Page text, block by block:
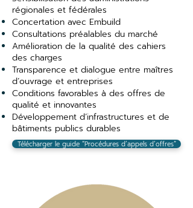
régionales et fédérales
Concertation avec Embuild
Consultations préalables du marché
Amélioration de la qualité des cahiers
des charges
Transparence et dialogue entre maîtres
d’ouvrage et entreprises
Conditions favorables à des offres de
qualité et innovantes
Développement d’infrastructures et de
bâtiments publics durables
Télécharger le guide “Procédures d’appels d’offres”